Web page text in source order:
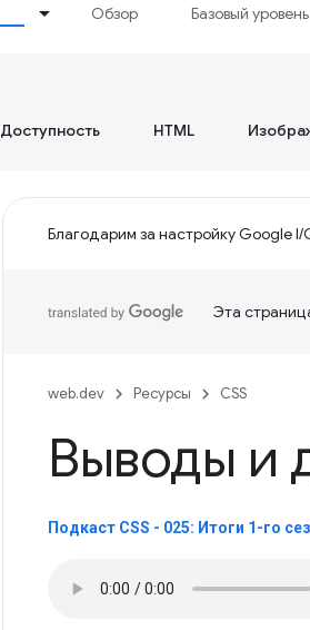
Обзор Базовый уровень
Доступность HTML
Благодарим за настройку Google I/
Эта
web.dev Ресурсы CSS
Выводы и
Подкаст CSS - 025: Итоги 1-го